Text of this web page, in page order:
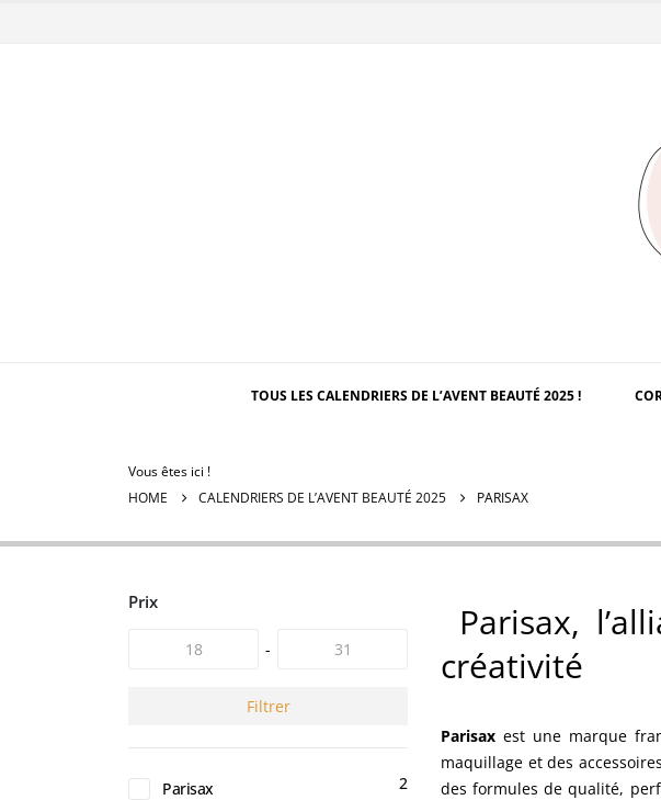
TOUS LES CALENDRIERS DE L’AVENT BEAUTÉ 2025 !
Vous êtes ici !
HOME
CALENDRIERS DE L’AVENT BEAUTÉ 2025 PARISAX
Parisax,
créativité
Parisax est une marque
maquillage et des
des formules de qualité,
Prix
-
Filtrer
Parisax 2